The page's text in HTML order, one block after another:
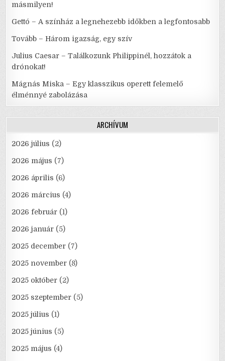
másmilyen!
Gettó – A színház a legnehezebb időkben a legfontosabb
Tovább – Három igazság, egy szív
Julius Caesar – Találkozunk Philippinél, hozzátok a
drónokat!
Mágnás Miska – Egy klasszikus operett felemelő
élménnyé zabolázása
ARCHÍVUM
2026 július (2)
2026 május (7)
2026 április (6)
2026 március (4)
2026 február (1)
2026 január (5)
2025 december (7)
2025 november (8)
2025 október (2)
2025 szeptember (5)
2025 július (1)
2025 június (5)
2025 május (4)